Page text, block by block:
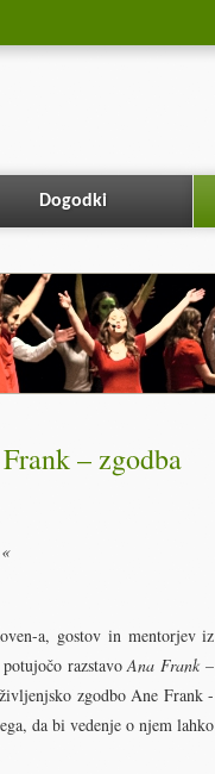
Dogodki
– zgodba
a, gostov in mentorjev iz
razstavoAna Frank –
zgodbo Ane Frank -
da bi vedenje o njem lahko